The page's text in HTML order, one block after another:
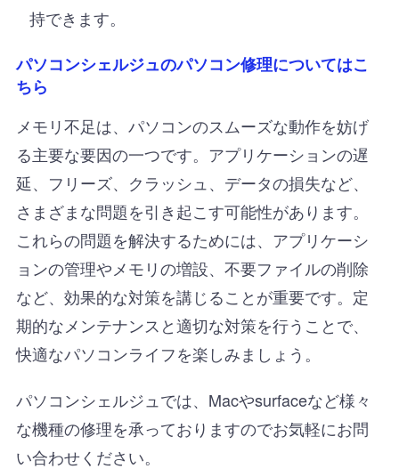
持できます。
パソコンシェルジュのパソコン修理についてはこ
ちら
メモリ不足は、パソコンのスムーズな動作を妨げ
る主要な要因の一つです。アプリケーションの遅
延、フリーズ、クラッシュ、データの損失など、
さまざまな問題を引き起こす可能性があります。
これらの問題を解決するためには、アプリケーシ
ョンの管理やメモリの増設、不要ファイルの削除
など、効果的な対策を講じることが重要です。定
期的なメンテナンスと適切な対策を行うことで、
快適なパソコンライフを楽しみましょう。
パソコンシェルジュでは、Macやsurfaceなど様々
な機種の修理を承っておりますのでお気軽にお問
い合わせください。